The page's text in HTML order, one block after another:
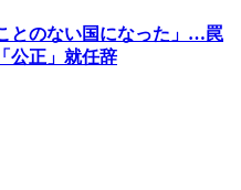
とのない国になった」…罠
公正」就任辞